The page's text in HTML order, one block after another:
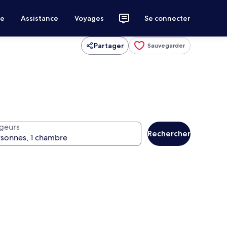
Assistance Voyages Se connecter
Partager Sauvegarder
Rechercher